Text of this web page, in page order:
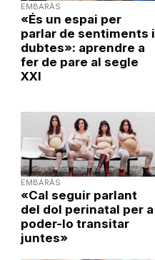
EMBARÀS
«És un espai per
parlar de sentiments i
dubtes»: aprendre a
fer de pare al segle
XXI
EMBARÀS
«Cal seguir parlant
del dol perinatal per a
poder-lo transitar
juntes»